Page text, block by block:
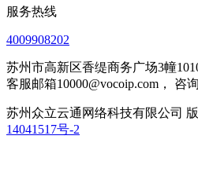
服务热线
4009908202
苏州市高新区香缇商务广场3幢
客服邮箱10000@vocoip.com， 咨
苏州众立云通网络科技有限公司
14041517号-2